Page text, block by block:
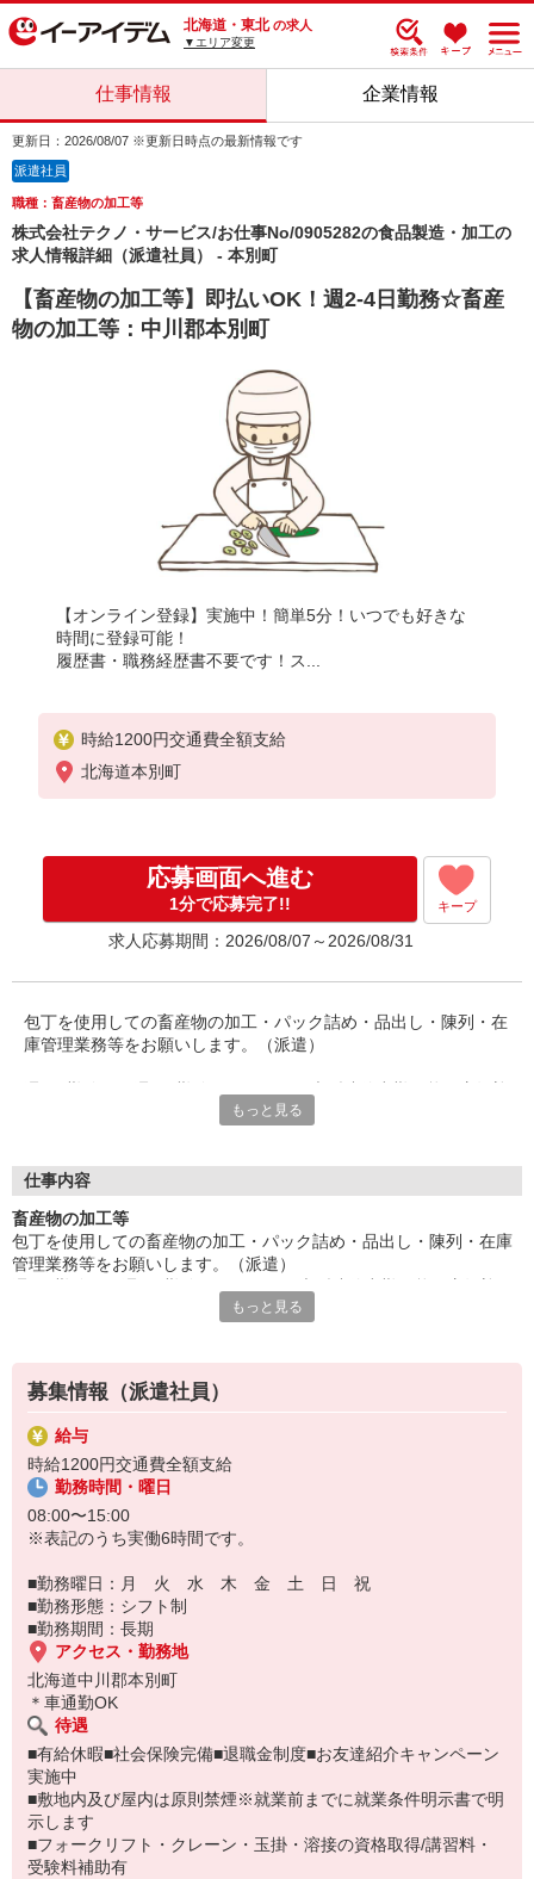
北海道・東北 の求人
▼エリア変更
仕事情報 企業情報
更新日：2026/08/07 ※更新日時点の最新情報です
派遣社員
職種：畜産物の加工等
株式会社テクノ・サービス/お仕事No/0905282の食品製造・加工の
求人情報詳細（派遣社員） - 本別町
【畜産物の加工等】即払いOK！週2-4日勤務☆畜産
物の加工等：中川郡本別町
【オンライン登録】実施中！簡単5分！いつでも好きな
時間に登録可能！
履歴書・職務経歴書不要です！ス...
時給1200円交通費全額支給
北海道本別町
応募画面へ進む
1分で応募完了!! キープ
求人応募期間：2026/08/07～2026/08/31
包丁を使用しての畜産物の加工・パック詰め・品出し・陳列・在
庫管理業務等をお願いします。（派遣）
給与即払いOK！ただし就業状況によりご利用いただけない場合
『テクノ・サービス』は、派遣業界大手スタッフサービスグルー
プです。
全国にあるお仕事の中から、一人ひとりのスキルや希望条件に応
じたお仕事をご案内します。
登録方法は、【オンライン】【電話】【登録会来場】の3つから
選べます♪
★★履歴書・証明写真は不要！★★
また、ご登録済の方はお仕事の紹介がスムーズです。
ご応募お待ちしています。
もっと見る
仕事内容
畜産物の加工等
包丁を使用しての畜産物の加工・パック詰め・品出し・陳列・在庫
管理業務等をお願いします。（派遣）
もっと見る
募集情報（派遣社員）
給与
時給1200円交通費全額支給
勤務時間・曜日
08:00〜15:00
※表記のうち実働6時間です。
■勤務曜日：月 火 水 木 金 土 日 祝
■勤務形態：シフト制
■勤務期間：長期
アクセス・勤務地
北海道中川郡本別町
＊車通勤OK
待遇
■有給休暇■社会保険完備■退職金制度■お友達紹介キャンペーン
実施中
■敷地内及び屋内は原則禁煙※就業前までに就業条件明示書で明
示します
■フォークリフト・クレーン・玉掛・溶接の資格取得/講習料・
受験料補助有